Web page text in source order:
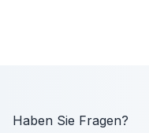
Haben Sie Fragen?